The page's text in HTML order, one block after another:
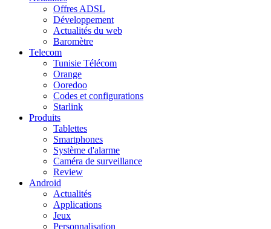
Offres ADSL
Développement
Actualités du web
Baromètre
Telecom
Tunisie Télécom
Orange
Ooredoo
Codes et configurations
Starlink
Produits
Tablettes
Smartphones
Système d'alarme
Caméra de surveillance
Review
Android
Actualités
Applications
Jeux
Personnalisation